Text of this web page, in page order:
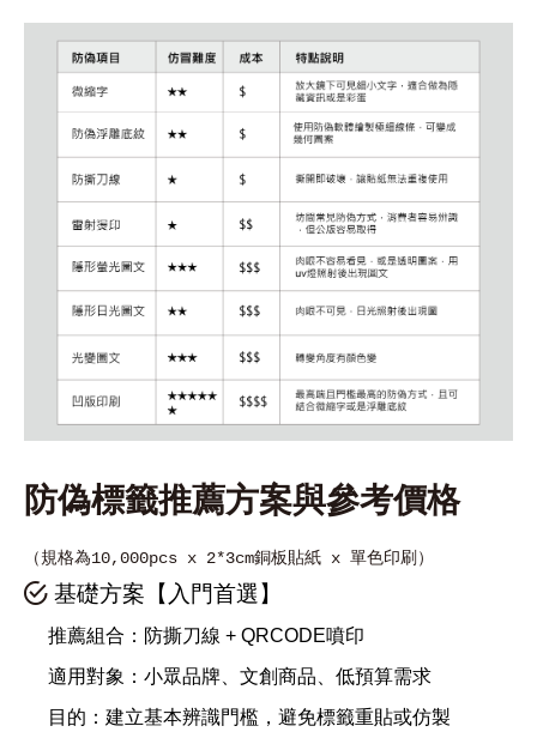
防偽標籤推薦方案與參考價格
（規格為10,000pcs x 2*3cm銅板貼紙 x 單色印刷）
基礎方案【入門首選】
推薦組合：防撕刀線 + QRCODE噴印
適用對象：小眾品牌、文創商品、低預算需求
目的：建立基本辨識門檻，避免標籤重貼或仿製